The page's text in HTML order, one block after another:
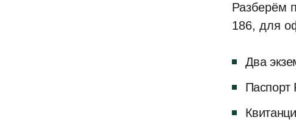
Разберём
186, для
Два
Паспорт